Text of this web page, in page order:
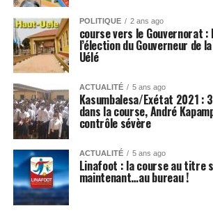
POLITIQUE 2 ans ago
course vers le Gouvernorat :
l’élection du Gouverneur de
Uélé
ACTUALITÉ 5 ans ago
Kasumbalesa/Exétat 2021 :
dans la course, André
contrôle sévère
ACTUALITÉ 5 ans ago
Linafoot : la course au titre
maintenant…au bureau !